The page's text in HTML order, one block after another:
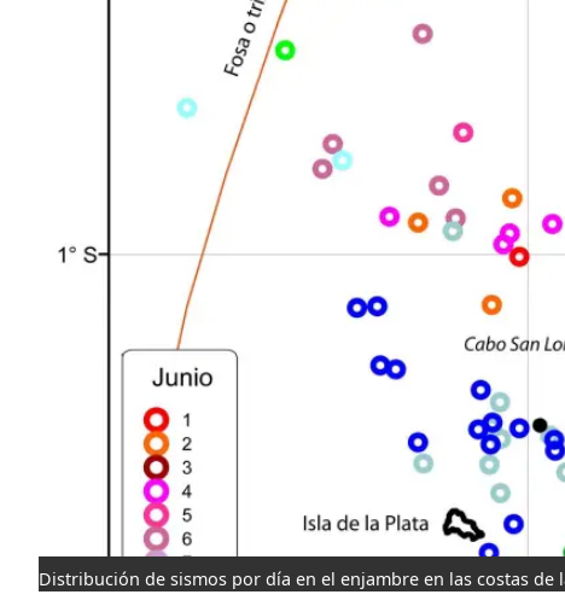
Distribución de sismos por día en el enjambre en las costas de